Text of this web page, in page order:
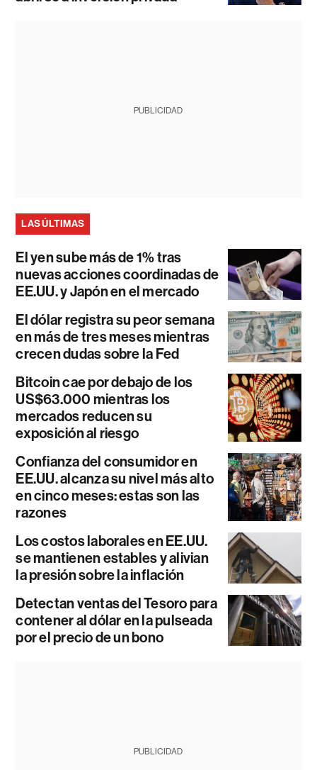
PUBLICIDAD
LAS ÚLTIMAS
El yen sube más de 1% tras
nuevas acciones coordinadas de
EE.UU. y Japón en el mercado
El dólar registra su peor semana
en más de tres meses mientras
crecen dudas sobre la Fed
Bitcoin cae por debajo de los
US$63.000 mientras los
mercados reducen su
exposición al riesgo
Confianza del consumidor en
EE.UU. alcanza su nivel más alto
en cinco meses: estas son las
razones
Los costos laborales en EE.UU.
se mantienen estables y alivian
la presión sobre la inflación
Detectan ventas del Tesoro para
contener al dólar en la pulseada
por el precio de un bono
PUBLICIDAD